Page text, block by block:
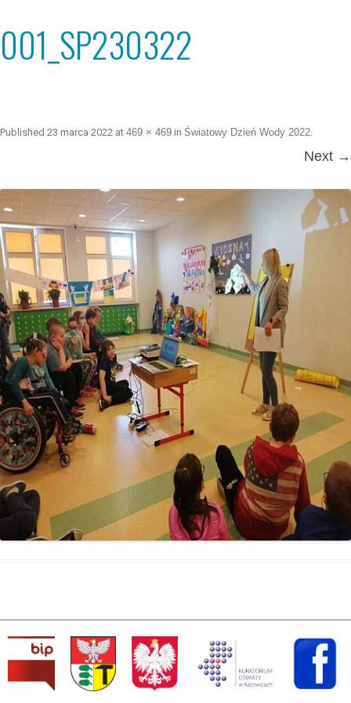
001_SP230322
Published 23 marca 2022 at 469 × 469 in Światowy Dzień Wody 2022.
Next →